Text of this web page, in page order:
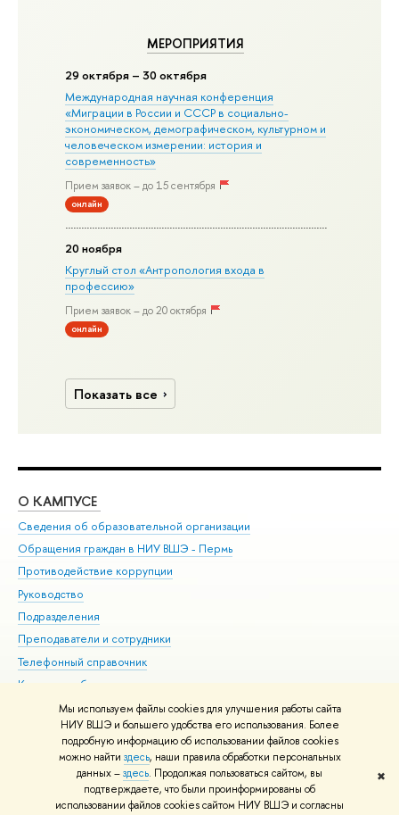
Мы используем файлы cookies для улучшения работы сайта
НИУ ВШЭ и большего удобства его использования. Более
подробную информацию об использовании файлов cookies
можно найти здесь, наши правила обработки персональных
данных –здесь. Продолжая пользоваться сайтом, вы
подтверждаете, что были проинформированы об
использовании файлов cookies сайтом НИУ ВШЭ и согласны
✖
МЕРОПРИЯТИЯ
29 октября – 30 октября
Международная научная конференция
«Миграции в Росcии и СССР в социально-
экономическом, демографическом, культурном и
человеческом измерении: история и
современность»
Прием заявок – до 15 сентября
онлайн
20 ноября
Круглый стол «Антропология входа в
профессию»
Прием заявок – до 20 октября
онлайн
Показать все
О КАМПУСЕ
Сведения об образовательной организации
Обращения граждан в НИУ ВШЭ - Пермь
Противодействие коррупции
Руководство
Подразделения
Преподаватели и сотрудники
Телефонный справочник
Корпуса и общежития
ВШЭ для студентов с ограниченными возможностями
здоровья и инвалидностью
Единая платежная страница
© НИУ ВШЭ 1993–2026 Условия использования материалов Адреса